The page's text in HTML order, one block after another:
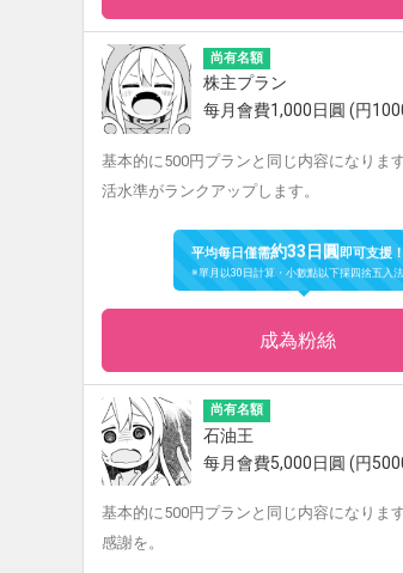
尚有名額
株主プラン
每月會費1,000日圓 (円
基本的に500円プランと同じ内容になりま
活水準がランクアップします。
平均每日僅需約33日圓即可支援！
※單月以30日計算・小數點以下採四捨五入法
成為粉絲
尚有名額
石油王
每月會費5,000日圓 (円
基本的に500円プランと同じ内容になりま
感謝を。